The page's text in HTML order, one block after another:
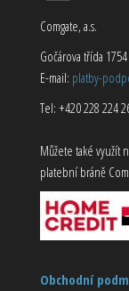
Comgate, a.s.
Gočárova třída
E-mail: platby-
Tel: +420 228 224
Můžete také využít
platební bráně
Obchodní